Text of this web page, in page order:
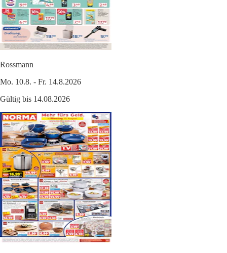
Rossmann
Mo. 10.8. - Fr. 14.8.2026
Gültig bis 14.08.2026